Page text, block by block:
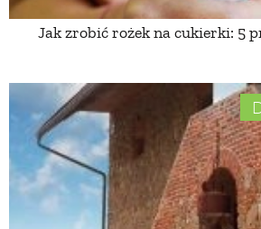
Jak zrobić rożek na cukierki: 5